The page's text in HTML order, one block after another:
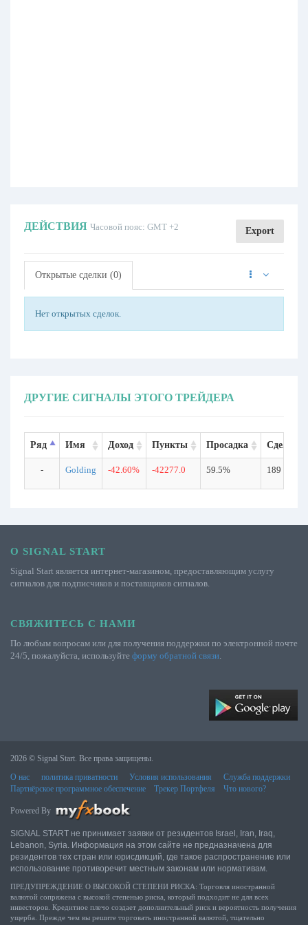
ДЕЙСТВИЯ Часовой пояс: GMT +2 Export
Открытые сделки (0)
Нет открытых сделок.
ДРУГИЕ СИГНАЛЫ ЭТОГО ТРЕЙДЕРА
Ряд Имя Доход Пункты Просадка Сделки
- Golding -42.60% -42277.0 59.5% 189
О SIGNAL START
Signal Start является интернет-магазином, предоставляющим услугу
сигналов для подписчиков и поставщиков сигналов.
СВЯЖИТЕСЬ С НАМИ
По любым вопросам или для получения поддержки по электронной почте
24/5, пожалуйста, используйте форму обратной связи.
2026 © Signal Start. Все права защищены.
О нас
политика приватности Условия использования
Служба поддержки
Партнёрское программное обеспечение
Трекер Портфеля Что нового?
Powered By
SIGNAL START не принимает заявки от резидентов Israel, Iran, Iraq,
Lebanon, Syria. Информация на этом сайте не предназначена для
резидентов тех стран или юрисдикций, где такое распространение или
использование противоречит местным законам или нормативам.
ПРЕДУПРЕЖДЕНИЕ О ВЫСОКОЙ СТЕПЕНИ РИСКА: Торговля иностранной
валютой сопряжена с высокой степенью риска, который подходит не для всех
инвесторов. Кредитное плечо создает дополнительный риск и вероятность получения
ущерба. Прежде чем вы решите торговать иностранной валютой, тщательно